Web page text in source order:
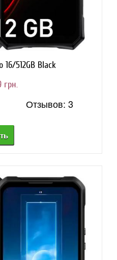
16/512GB Black
грн.
Отзывов: 3